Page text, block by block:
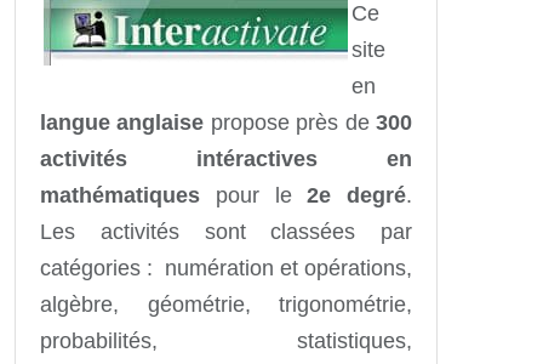
Ce
site
en
langue anglaise propose près de300
activités intéractives en
mathématiques pour le2e degré.
Les activités sont classées par
catégories : numération et opérations,
algèbre, géométrie, trigonométrie,
probabilités, statistiques,